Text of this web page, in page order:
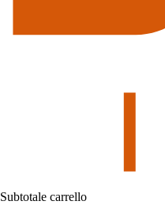
Subtotale carrello